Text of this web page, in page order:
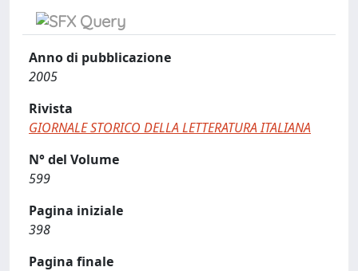
Anno di pubblicazione
2005
Rivista
GIORNALE STORICO DELLA LETTERATURA ITALIANA
N° del Volume
599
Pagina iniziale
398
Pagina finale